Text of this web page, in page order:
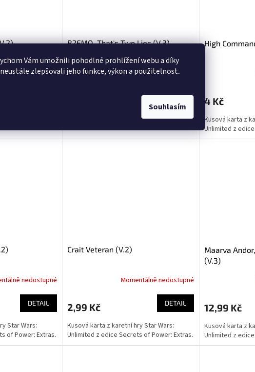
Vám umožnili pohodlné prohlížení webu a díky
zlepšovali jeho funkce, výkon a použitelnost.
Souhlasím
nedostupné
Star Wars:
of Power: Extras.
B2EMO, That's Two Lies (V.3)
Momentálně nedostupné
DETAIL
Kusová karta z karetní hry Star Wars:
Unlimited z edice Secrets of Power: Extras.
High
4 Kč
Kusová karta z
Unlimited z
nedostupné
DETAIL
Star Wars:
of Power: Extras.
Crait Veteran (V.2)
Momentálně nedostupné
2,99 Kč DETAIL
Kusová karta z karetní hry Star Wars:
Unlimited z edice Secrets of Power: Extras.
Maarva
(V.3)
12,99 Kč
Kusová karta z
Unlimited z